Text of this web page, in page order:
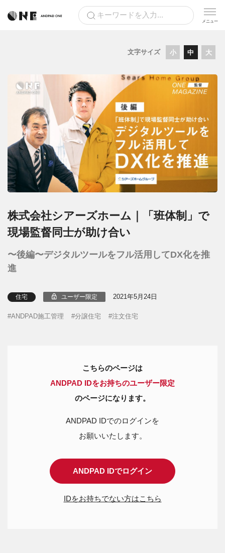
文字サイズ 小 中 大
株式会社シアーズホーム｜「班体制」で
現場監督同士が助け合い
〜後編〜デジタルツールをフル活用してDX化を推
進
住宅 ユーザー限定 2021年5月24日
ANDPAD施工管理 分譲住宅 注文住宅
こちらのページは
ANDPAD IDをお持ちのユーザー限定
のページになります。
ANDPAD IDでのログインを
お願いいたします。
ANDPAD IDでログイン
IDをお持ちでない方はこちら